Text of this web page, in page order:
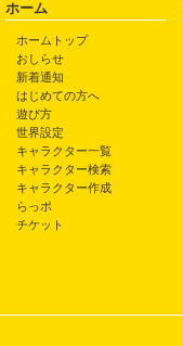
ホーム
ホームトップ
おしらせ
新着通知
はじめての方へ
遊び方
世界設定
キャラクター一覧
キャラクター検索
キャラクター作成
らっポ
チケット